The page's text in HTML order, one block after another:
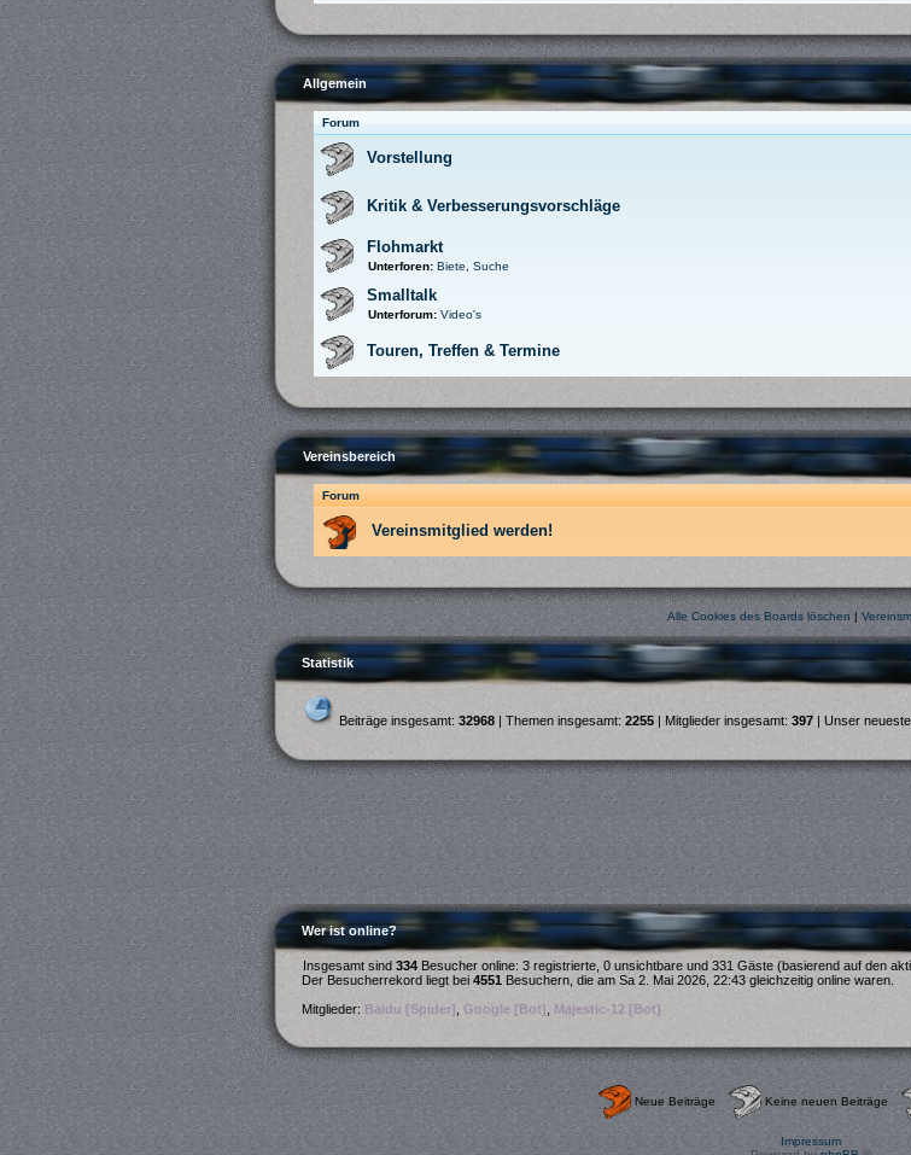
Allgemein
Forum
Vorstellung
Kritik & Verbesserungsvorschläge
Flohmarkt
Unterforen: Biete Suche
Smalltalk
Unterforum: Video's
Touren, Treffen & Termine
Vereinsbereich
Forum
Vereinsmitglied werden!
Alle Cookies des Boards löschen |
Statistik
Beiträge insgesamt: 32968 | Themen insgesamt: 2255 | Mitglieder insgesamt: 397 | Unser
Wer ist online?
Insgesamt sind 334 Besucher online: 3 registrierte, 0 unsichtbare und 331 Gäste (basierend auf den
Der Besucherrekord liegt bei 4551 Besuchern, die am Sa 2. Mai 2026, 22:43 gleichzeitig online waren.
Mitglieder: Baidu [Spider] Google [Bot] Majestic-12 [Bot]
Neue Beiträge Keine neuen Beiträge
Impressum